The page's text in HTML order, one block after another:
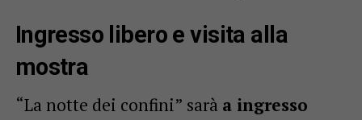
Ingresso libero e visita alla
mostra
“La notte dei confini” sarà a ingresso